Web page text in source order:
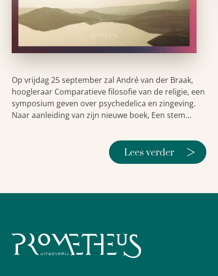
Op vrijdag 25 september zal André van der Braak,
hoogleraar Comparatieve filosofie van de religie, een
symposium geven over psychedelica en zingeving.
Naar aanleiding van zijn nieuwe boek, Een stem…
Lees verder >